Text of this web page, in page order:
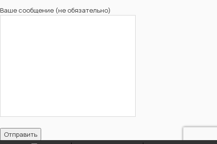
Ваше сообщение (не обязательно)